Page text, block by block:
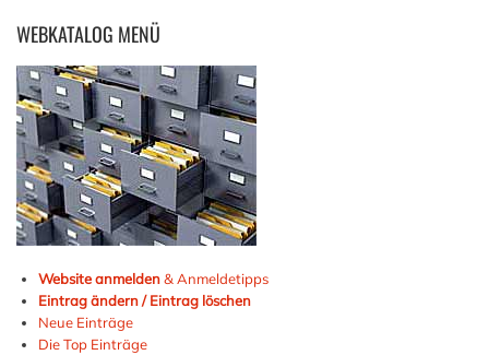
WEBKATALOG MENÜ
Website anmelden& Anmeldetipps
Eintrag ändern / Eintrag löschen
Neue Einträge
Die Top Einträge